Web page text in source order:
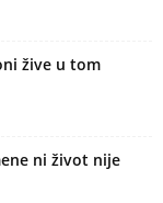
žive u tom
ni život nije